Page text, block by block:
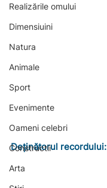
Realizările omului
Dimensiuini
Natura
Animale
Sport
Evenimente
Oameni celebri
Constructii
Arta
Deținătorul recordului: